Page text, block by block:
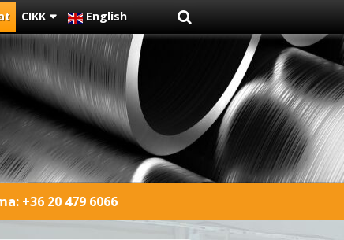
CIKK English
+36 20 479 6066